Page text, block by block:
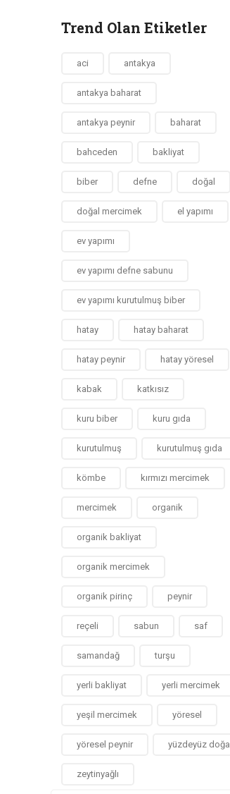
Trend Olan Etiketler
aci antakya
antakya baharat
antakya peynir baharat
bahceden bakliyat
biber defne doğal
doğal mercimek el yapımı
ev yapımı
ev yapımı defne sabunu
ev yapımı kurutulmuş biber
hatay hatay baharat
hatay peynir hatay yöresel
kabak katkısız
kuru biber kuru gıda
kurutulmuş kurutulmuş gıda
kömbe kırmızı mercimek
mercimek organik
organik bakliyat
organik mercimek
organik pirinç peynir
reçeli sabun saf
samandağ turşu
yerli bakliyat yerli mercimek
yeşil mercimek yöresel
yöresel peynir yüzdeyüz doğal
zeytinyağlı